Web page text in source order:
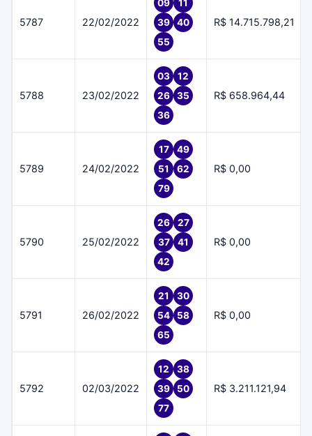
5787 22/02/2022
09
11
39
40
55
R$ 14.715.798,21
5788 23/02/2022
03
12
26
35
36
R$ 658.964,44
5789 24/02/2022
17
49
51
62
79
R$ 0,00
5790 25/02/2022
26
27
37
41
42
R$ 0,00
5791 26/02/2022
21
30
54
58
65
R$ 0,00
5792 02/03/2022
12
38
39
50
77
R$ 3.211.121,94